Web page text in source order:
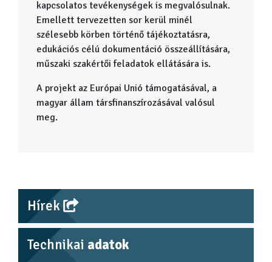
kapcsolatos tevékenységek is megvalósulnak.
Emellett tervezetten sor kerül minél
szélesebb körben történő tájékoztatásra,
edukációs célú dokumentáció összeállítására,
műszaki szakértői feladatok ellátására is.
A projekt az Európai Unió támogatásával, a
magyar állam társfinanszírozásával valósul
meg.
Hírek
Technikai adatok